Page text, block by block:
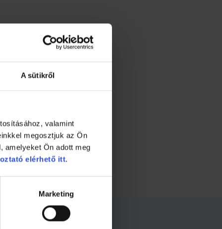
A sütikről
valamint
megosztjuk az Ön
amelyeket Ön adott meg
elérhető itt.
Marketing